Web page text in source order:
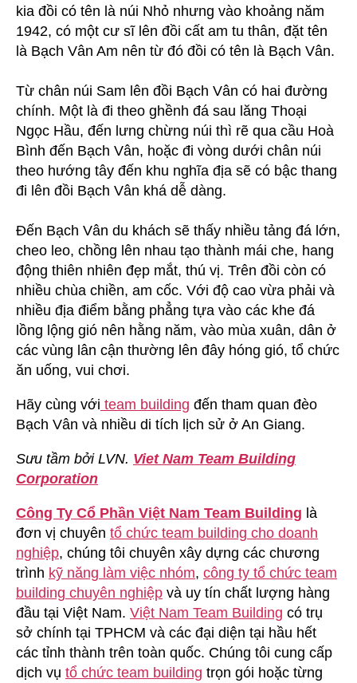
kia đồi có tên là núi Nhỏ nhưng vào khoảng năm
1942, có một cư sĩ lên đồi cất am tu thân, đặt tên
là Bạch Vân Am nên từ đó đồi có tên là Bạch Vân.
Từ chân núi Sam lên đồi Bạch Vân có hai đường
chính. Một là đi theo ghềnh đá sau lăng Thoại
Ngọc Hầu, đến lưng chừng núi thì rẽ qua cầu Hoà
Bình đến Bạch Vân, hoặc đi vòng dưới chân núi
theo hướng tây đến khu nghĩa địa sẽ có bậc thang
đi lên đồi Bạch Vân khá dễ dàng.
Đến Bạch Vân du khách sẽ thấy nhiều tảng đá lớn,
cheo leo, chồng lên nhau tạo thành mái che, hang
động thiên nhiên đẹp mắt, thú vị. Trên đồi còn có
nhiều chùa chiền, am cốc. Với độ cao vừa phải và
nhiều địa điểm bằng phẳng tựa vào các khe đá
lồng lộng gió nên hằng năm, vào mùa xuân, dân ở
các vùng lân cận thường lên đây hóng gió, tổ chức
ăn uống, vui chơi.
Hãy cùng với team building đến tham quan đèo
Bạch Vân và nhiều di tích lịch sử ở An Giang.
Sưu tầm bởi LVN. Viet Nam Team Building
Corporation
Công Ty Cổ Phần Việt Nam Team Building là
đơn vị chuyên tổ chức team building cho doanh
nghiệp, chúng tôi chuyên xây dựng các chương
trình kỹ năng làm việc nhóm, công ty tổ chức team
building chuyên nghiệp và uy tín chất lượng hàng
đầu tại Việt Nam. Việt Nam Team Building có trụ
sở chính tại TPHCM và các đại diện tại hầu hết
các tỉnh thành trên toàn quốc. Chúng tôi cung cấp
dịch vụ tổ chức team building trọn gói hoặc từng